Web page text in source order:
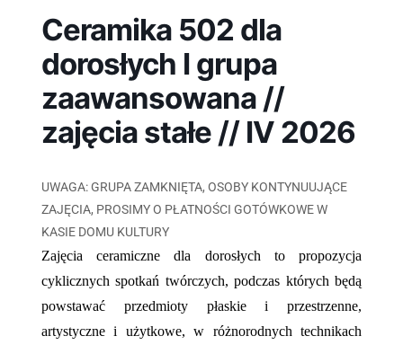
Ceramika 502 dla
dorosłych I grupa
zaawansowana //
zajęcia stałe // IV 2026
UWAGA: GRUPA ZAMKNIĘTA, OSOBY KONTYNUUJĄCE
ZAJĘCIA, PROSIMY O PŁATNOŚCI GOTÓWKOWE W
KASIE DOMU KULTURY
Zajęcia ceramiczne dla dorosłych to propozycja
cyklicznych spotkań twórczych, podczas których będą
powstawać przedmioty płaskie i przestrzenne,
artystyczne i użytkowe, w różnorodnych technikach